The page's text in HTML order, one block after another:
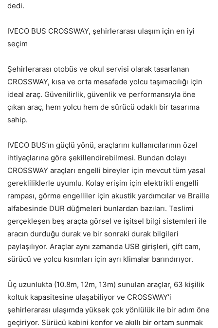
dedi.
IVECO BUS CROSSWAY, şehirlerarası ulaşım için en iyi
seçim
Şehirlerarası otobüs ve okul servisi olarak tasarlanan
CROSSWAY, kısa ve orta mesafede yolcu taşımacılığı için
ideal araç. Güvenilirlik, güvenlik ve performansıyla öne
çıkan araç, hem yolcu hem de sürücü odaklı bir tasarıma
sahip.
IVECO BUS’ın güçlü yönü, araçlarını kullanıcılarının özel
ihtiyaçlarına göre şekillendirebilmesi. Bundan dolayı
CROSSWAY araçları engelli bireyler için mevcut tüm yasal
gerekliliklerle uyumlu. Kolay erişim için elektrikli engelli
rampası, görme engelliler için akustik yardımcılar ve Braille
alfabesinde DUR düğmeleri bunlardan bazıları. Teslimi
gerçekleşen beş araçta görsel ve işitsel bilgi sistemleri ile
aracın durduğu durak ve bir sonraki durak bilgileri
paylaşılıyor. Araçlar aynı zamanda USB girişleri, çift cam,
sürücü ve yolcu kısımları için ayrı klimalar barındırıyor.
Üç uzunlukta (10.8m, 12m, 13m) sunulan araçlar, 63 kişilik
koltuk kapasitesine ulaşabiliyor ve CROSSWAY’i
şehirlerarası ulaşımda yüksek çok yönlülük ile bir adım öne
geçiriyor. Sürücü kabini konfor ve akıllı bir ortam sunmak